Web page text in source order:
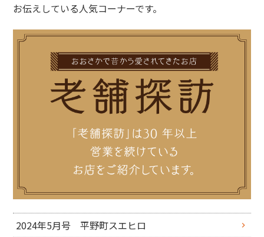
お伝えしている人気コーナーです。
2024年5月号 平野町スエヒロ